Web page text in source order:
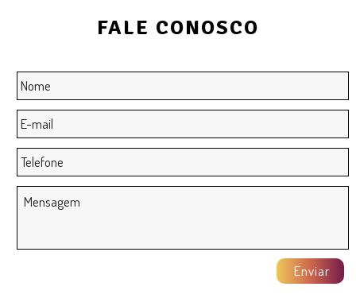
FALE CONOSCO
Nome *
E-
mail *
Telefone
Mensagem